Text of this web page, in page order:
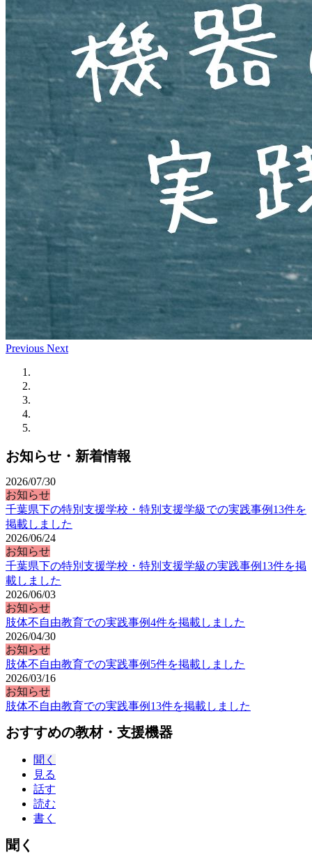
Previous Next
お知らせ・新着情報
2026/07/30
お知らせ
千葉県下の特別支援学校・特別支援学級での実践事例13件を
掲載しました
2026/06/24
お知らせ
千葉県下の特別支援学校・特別支援学級の実践事例13件を掲
載しました
2026/06/03
お知らせ
肢体不自由教育での実践事例4件を掲載しました
2026/04/30
お知らせ
肢体不自由教育での実践事例5件を掲載しました
2026/03/16
お知らせ
肢体不自由教育での実践事例13件を掲載しました
おすすめの教材・支援機器
聞く
見る
話す
読む
書く
聞く